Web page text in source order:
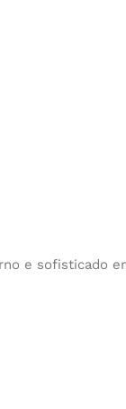
e sofisticado